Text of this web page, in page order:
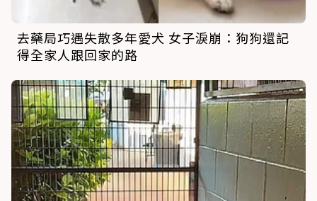
去藥局巧遇失散多年愛犬 女子淚崩：狗狗還記
得全家人跟回家的路